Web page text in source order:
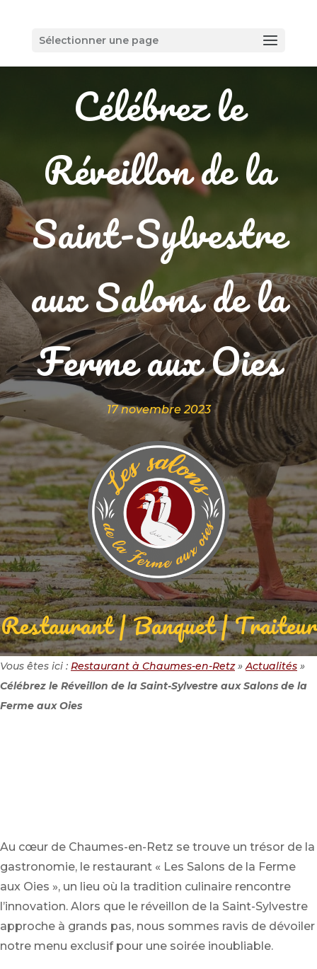
Sélectionner une page
Célébrez le
Réveillon de la
Saint-Sylvestre
aux Salons de la
Ferme aux Oies
17 novembre 2023
Restaurant | Banquet | Traiteur
Vous êtes ici : Restaurant à Chaumes-en-Retz»Actualités »
Célébrez le Réveillon de la Saint-Sylvestre aux Salons de la
Ferme aux Oies
Au cœur de Chaumes-en-Retz se trouve un trésor de la
gastronomie, le restaurant « Les Salons de la Ferme
aux Oies », un lieu où la tradition culinaire rencontre
l’innovation. Alors que le réveillon de la Saint-Sylvestre
approche à grands pas, nous sommes ravis de dévoiler
notre menu exclusif pour une soirée inoubliable.